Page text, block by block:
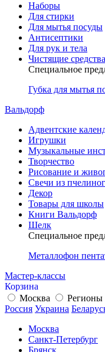
Наборы
Для стирки
Для мытья посуды
Антисептики
Для рук и тела
Чистящие средства
Специальное
Губка для мытья
Вальдорф
Адвентские
Игрушки
Музыкальные
Творчество
Рисование и
Свечи из
Декор
Товары для школы
Книги Вальдорф
Шелк
Специальное
Металлофон
Мастер-классы
Корзина
Москва
Регионы
Россия Украина
Москва
Санкт-Петербург
Брянск